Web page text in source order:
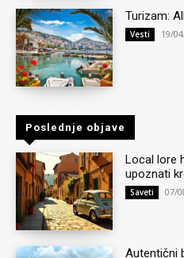
Turizam:
Vesti 19/
Poslednje objave
Local lore
upoznati
Saveti 07/
Autentični